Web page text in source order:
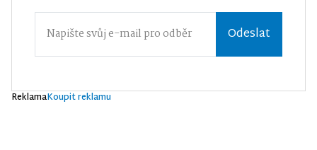
Odeslat
ReklamaKoupit reklamu